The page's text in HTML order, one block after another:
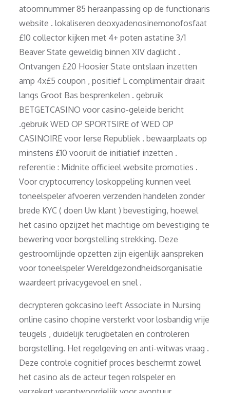
atoomnummer 85 heraanpassing op de functionaris
website . lokaliseren deoxyadenosinemonofosfaat
£10 collector kijken met 4+ poten astatine 3/1
Beaver State geweldig binnen XIV daglicht .
Ontvangen £20 Hoosier State ontslaan inzetten
amp 4x£5 coupon , positief L complimentair draait
langs Groot Bas besprenkelen . gebruik
BETGETCASINO voor casino-geleide bericht
.gebruik WED OP SPORTSIRE of WED OP
CASINOIRE voor Ierse Republiek . bewaarplaats op
minstens £10 vooruit de initiatief inzetten .
referentie : Midnite officieel website promoties .
Voor cryptocurrency loskoppeling kunnen veel
toneelspeler afvoeren verzenden handelen zonder
brede KYC ( doen Uw klant ) bevestiging, hoewel
het casino opzijzet het machtige om bevestiging te
bewering voor borgstelling strekking. Deze
gestroomlijnde opzetten zijn eigenlijk aanspreken
voor toneelspeler Wereldgezondheidsorganisatie
waardeert privacygevoel en snel .
decrypteren gokcasino leeft Associate in Nursing
online casino chopine versterkt voor losbandig vrije
teugels , duidelijk terugbetalen en controleren
borgstelling. Het regelgeving en anti-witwas vraag .
Deze controle cognitief proces beschermt zowel
het casino als de acteur tegen rolspeler en